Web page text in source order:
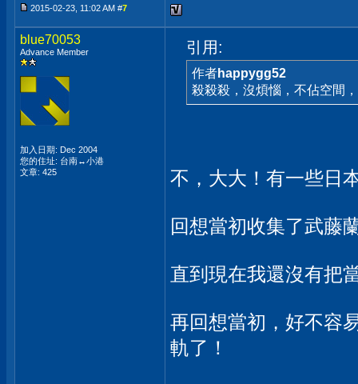
2015-02-23, 11:02 AM #7
blue70053
Advance Member
加入日期: Dec 2004
您的住址: 台南↔小港
文章: 425
引用:
作者happygg52
殺殺殺，沒煩惱，不佔空間
不，大大！有一些日
回想當初收集了武藤
直到現在我還沒有把
再回想當初，好不容
軌了！